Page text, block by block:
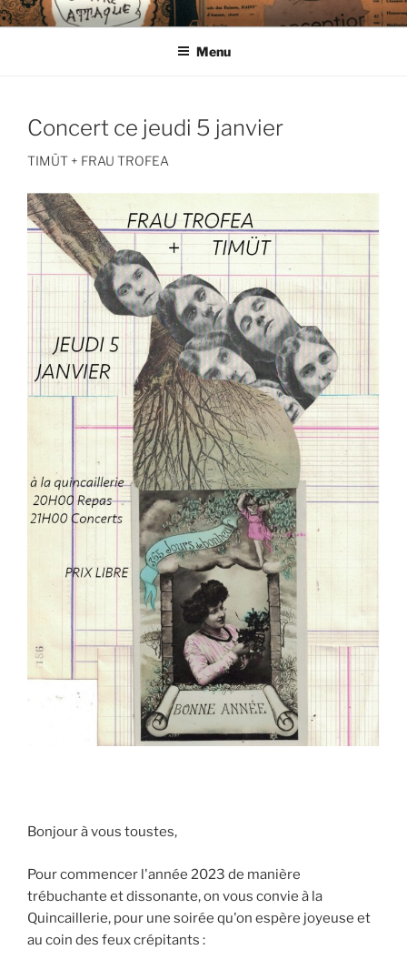
Aller
au
CIE LES ENDIMANCHÉS
Menu
Concert ce jeudi 5 janvier
TIMÜT + FRAU TROFEA
Bonjour à vous toustes,
Pour commencer l'année 2023 de manière
trébuchante et dissonante, on vous convie à la
Quincaillerie, pour une soirée qu'on espère joyeuse et
au coin des feux crépitants :